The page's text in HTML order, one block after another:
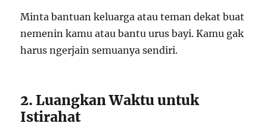
Minta bantuan keluarga atau teman dekat buat
nemenin kamu atau bantu urus bayi. Kamu gak
harus ngerjain semuanya sendiri.
2. Luangkan Waktu untuk
Istirahat